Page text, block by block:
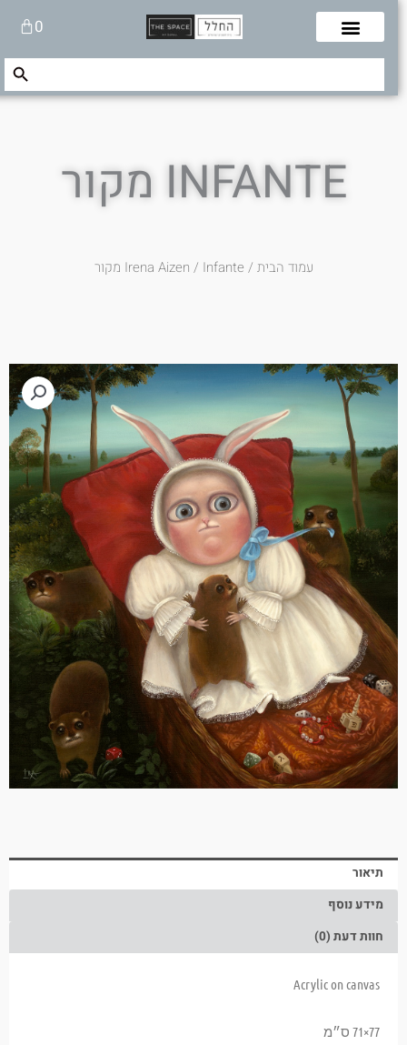
0עגלת
קניות
Search
Search Button
INFANTE מקור
עמוד הבית/
Irena Aizen/ Infante מקור
תיאור
מידע נוסף
חוות דעת (0)
Acrylic on canvas
77×71 ס״מ